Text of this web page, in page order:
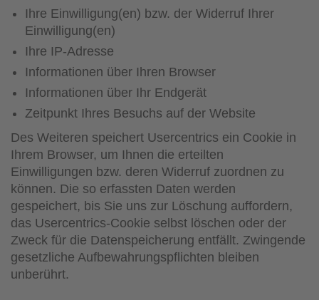
Ihre Einwilligung(en) bzw. der Widerruf Ihrer
Einwilligung(en)
Ihre IP-Adresse
Informationen über Ihren Browser
Informationen über Ihr Endgerät
Zeitpunkt Ihres Besuchs auf der Website
Des Weiteren speichert Usercentrics ein Cookie in
Ihrem Browser, um Ihnen die erteilten
Einwilligungen bzw. deren Widerruf zuordnen zu
können. Die so erfassten Daten werden
gespeichert, bis Sie uns zur Löschung auffordern,
das Usercentrics-Cookie selbst löschen oder der
Zweck für die Datenspeicherung entfällt. Zwingende
gesetzliche Aufbewahrungspflichten bleiben
unberührt.